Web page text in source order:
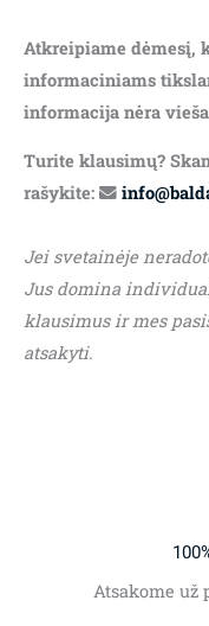
Atkreipiame dėmesį,
informaciniams
informacija nėra
Turite klausimų?
rašykite:
Jei svetainėje
Jus domina
klausimus ir mes
atsakyti.
Atsakome už